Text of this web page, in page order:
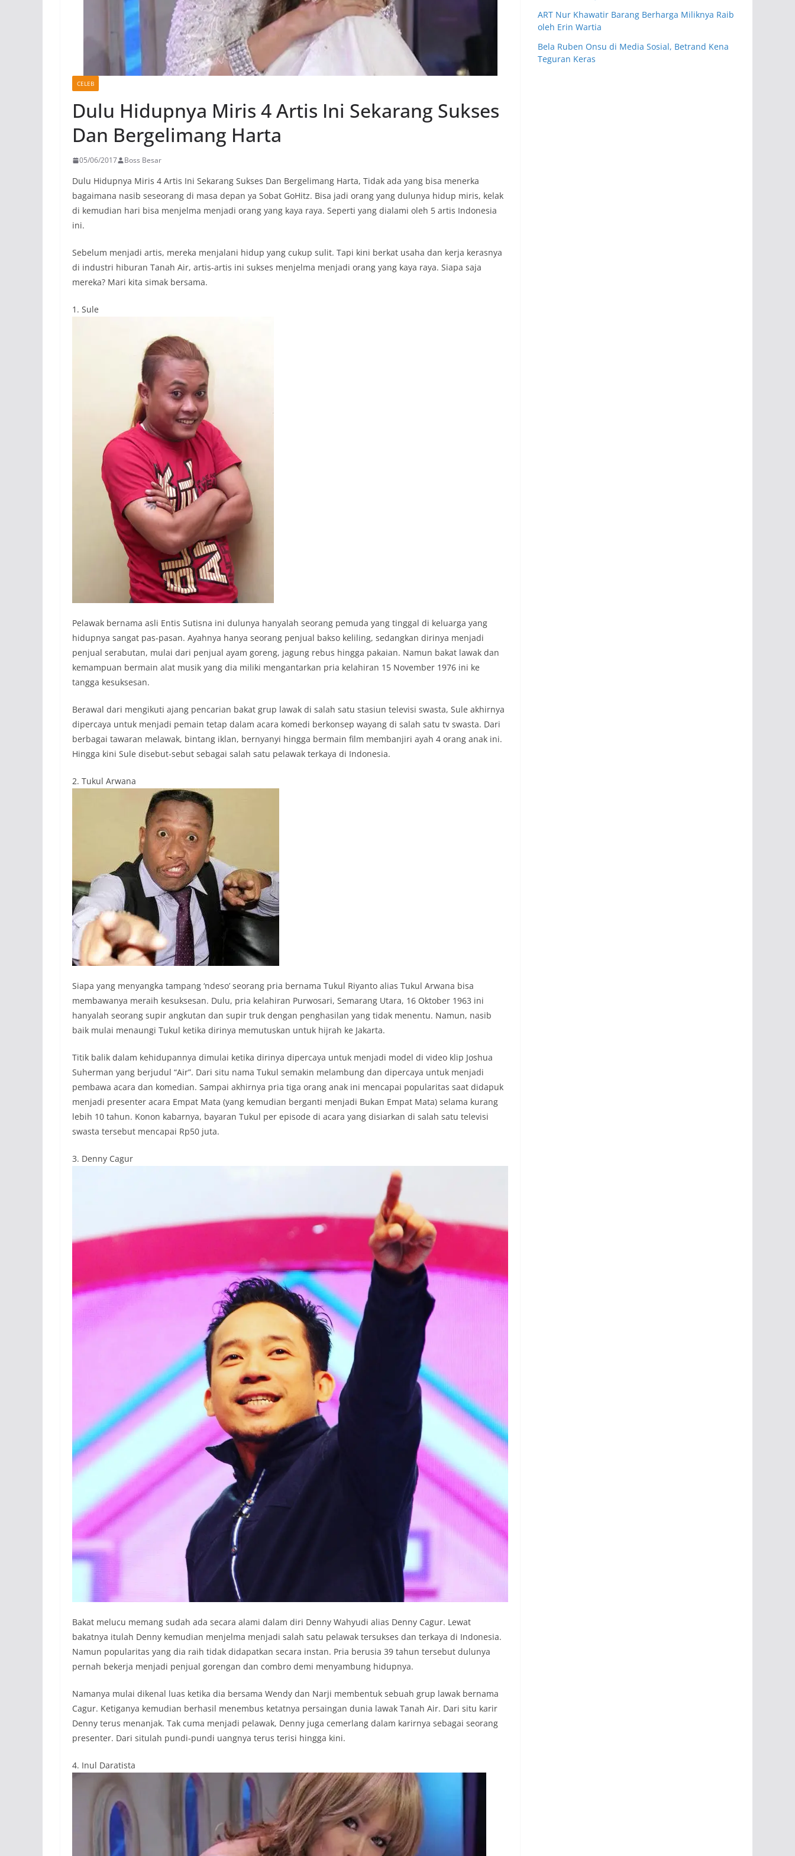
CELEB
Dulu Hidupnya Miris 4 Artis Ini Sekarang Sukses
Dan Bergelimang Harta
05/06/2017 Boss Besar
Dulu Hidupnya Miris 4 Artis Ini Sekarang Sukses Dan Bergelimang Harta, Tidak ada yang bisa menerka
bagaimana nasib seseorang di masa depan ya Sobat GoHitz. Bisa jadi orang yang dulunya hidup miris, kelak
di kemudian hari bisa menjelma menjadi orang yang kaya raya. Seperti yang dialami oleh 5 artis Indonesia
ini.
Sebelum menjadi artis, mereka menjalani hidup yang cukup sulit. Tapi kini berkat usaha dan kerja kerasnya
di industri hiburan Tanah Air, artis-artis ini sukses menjelma menjadi orang yang kaya raya. Siapa saja
mereka? Mari kita simak bersama.
1. Sule
Pelawak bernama asli Entis Sutisna ini dulunya hanyalah seorang pemuda yang tinggal di keluarga yang
hidupnya sangat pas-pasan. Ayahnya hanya seorang penjual bakso keliling, sedangkan dirinya menjadi
penjual serabutan, mulai dari penjual ayam goreng, jagung rebus hingga pakaian. Namun bakat lawak dan
kemampuan bermain alat musik yang dia miliki mengantarkan pria kelahiran 15 November 1976 ini ke
tangga kesuksesan.
Berawal dari mengikuti ajang pencarian bakat grup lawak di salah satu stasiun televisi swasta, Sule akhirnya
dipercaya untuk menjadi pemain tetap dalam acara komedi berkonsep wayang di salah satu tv swasta. Dari
berbagai tawaran melawak, bintang iklan, bernyanyi hingga bermain film membanjiri ayah 4 orang anak ini.
Hingga kini Sule disebut-sebut sebagai salah satu pelawak terkaya di Indonesia.
2. Tukul Arwana
Siapa yang menyangka tampang ‘ndeso’ seorang pria bernama Tukul Riyanto alias Tukul Arwana bisa
membawanya meraih kesuksesan. Dulu, pria kelahiran Purwosari, Semarang Utara, 16 Oktober 1963 ini
hanyalah seorang supir angkutan dan supir truk dengan penghasilan yang tidak menentu. Namun, nasib
baik mulai menaungi Tukul ketika dirinya memutuskan untuk hijrah ke Jakarta.
Titik balik dalam kehidupannya dimulai ketika dirinya dipercaya untuk menjadi model di video klip Joshua
Suherman yang berjudul “Air”. Dari situ nama Tukul semakin melambung dan dipercaya untuk menjadi
pembawa acara dan komedian. Sampai akhirnya pria tiga orang anak ini mencapai popularitas saat didapuk
menjadi presenter acara Empat Mata (yang kemudian berganti menjadi Bukan Empat Mata) selama kurang
lebih 10 tahun. Konon kabarnya, bayaran Tukul per episode di acara yang disiarkan di salah satu televisi
swasta tersebut mencapai Rp50 juta.
3. Denny Cagur
Bakat melucu memang sudah ada secara alami dalam diri Denny Wahyudi alias Denny Cagur. Lewat
bakatnya itulah Denny kemudian menjelma menjadi salah satu pelawak tersukses dan terkaya di Indonesia.
Namun popularitas yang dia raih tidak didapatkan secara instan. Pria berusia 39 tahun tersebut dulunya
pernah bekerja menjadi penjual gorengan dan combro demi menyambung hidupnya.
Namanya mulai dikenal luas ketika dia bersama Wendy dan Narji membentuk sebuah grup lawak bernama
Cagur. Ketiganya kemudian berhasil menembus ketatnya persaingan dunia lawak Tanah Air. Dari situ karir
Denny terus menanjak. Tak cuma menjadi pelawak, Denny juga cemerlang dalam karirnya sebagai seorang
presenter. Dari situlah pundi-pundi uangnya terus terisi hingga kini.
4. Inul Daratista
ART Nur Khawatir Barang Berharga Miliknya Raib
oleh Erin Wartia
Bela Ruben Onsu di Media Sosial, Betrand Kena
Teguran Keras